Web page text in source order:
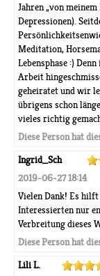
Jahren „von
Depressionen).
Meditation,
Lebensphase :)
Arbeit
geheiratet und wir
übrigens schon
vieles richtig
Diese Person hat
Ingrid_Sch
2019-06-27 18:14
Vielen Dank! Es
Interessierten nur
Verbreitung dieses
Diese Person hat
Lili L.